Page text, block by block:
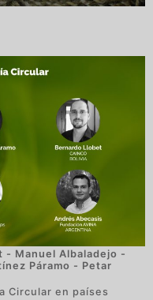
- Manuel Albaladejo -
Páramo - Petar
Circular en países